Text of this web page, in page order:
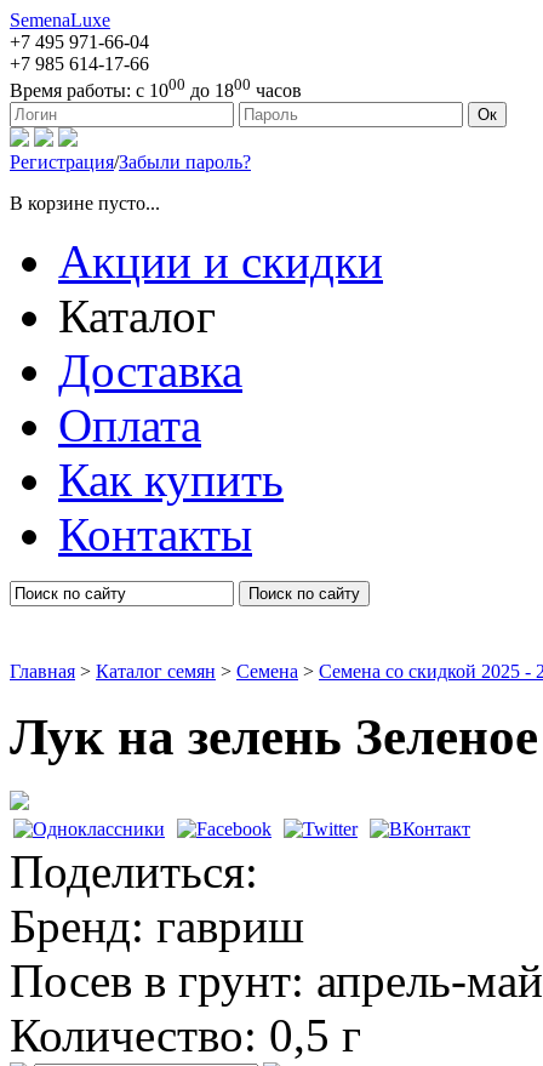
SemenaLuxe
+7 495 971-66-04
+7 985 614-17-66
Время работы: с 1000 до 1800 часов
127473, г. Москва, ул. Краснопролетарская, д. 16, стр. 1 Ок
Регистрация/Забыли пароль?
В корзине пусто...
Акции и скидки
Каталог
Доставка
Оплата
Как купить
Контакты
Поиск по сайту
Главная > Каталог семян > Семена > Семена со скидкой 2025 -
Лук на зелень
Семена овощей
Поделиться:
Бренд: гавриш
Посев в грунт: апрель-май
Количество: 0,5 г